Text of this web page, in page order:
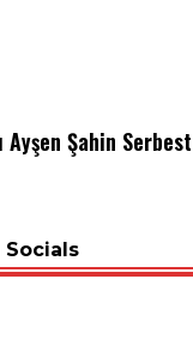
Ayşen Şahin Serbest
Socials